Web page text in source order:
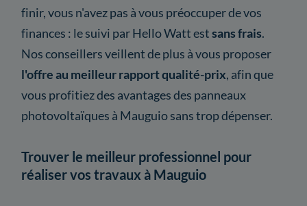
finir, vous n'avez pas à vous préoccuper de vos
finances : le suivi par Hello Watt estsans frais.
Nos conseillers veillent de plus à vous proposer
l'offre au meilleur rapport qualité-prix, afin que
vous profitiez des avantages des panneaux
photovoltaïques à Mauguio sans trop dépenser.
Trouver le meilleur professionnel pour
réaliser vos travaux à Mauguio